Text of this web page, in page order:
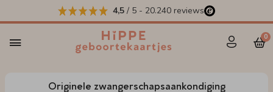
4,5 / 5 - 20.240 reviews
0
Originele zwangerschapsaankondiging